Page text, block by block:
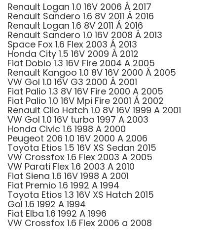
Renault Logan 1.0 16V 2006 Á 2017
Renault Sandero 1.6 8V 2011 Á 2016
Renault Logan 1.6 8V 2011 Á 2016
Renault Sandero 1.0 16V 2008 Á 2013
Space Fox 1.6 Flex 2003 Á 2013
Honda City 1.5 16V 2009 Á 2012
Fiat Doblo 1.3 16V Fire 2004 A 2005
Renault Kangoo 1.0 8V 16V 2000 Á 2005
VW Gol 1.0 16V G3 2000 Á 2001
Fiat Palio 1.3 8V 16V Fire 2000 A 2005
Fiat Palio 1.0 16V Mpi Fire 2001 Á 2002
Renault Clio Hatch 1.0 8V 16V 1999 A 2001
VW Gol 1.0 16V turbo 1997 A 2003
Honda Civic 1.6 1998 A 2000
Peugeot 206 1.0 16V 2000 A 2006
Toyota Etios 1.5 16V XS Sedan 2015
VW Crossfox 1.6 Flex 2003 A 2005
VW Parati Flex 1.6 2003 A 2010
Fiat Siena 1.6 16V 1998 A 2001
Fiat Premio 1.6 1992 A 1994
Toyota Etios 1.3 16V XS Hatch 2015
Gol 1.6 1992 A 1994
Fiat Elba 1.6 1992 A 1996
VW Crossfox 1.6 Flex 2006 a 2008